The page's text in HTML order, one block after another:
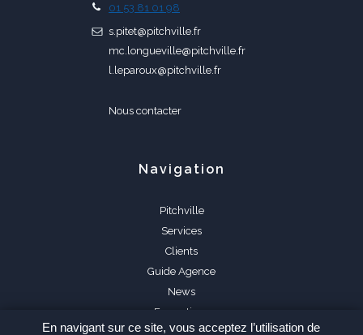
01 53 81 01 98
s.pitet@pitchville.fr
mc.longueville@pitchville.fr
l.leparoux@pitchville.fr
Nous contacter
Navigation
Pitchville
Services
Clients
Guide Agence
News
Formations
FAQ
En navigant sur ce site, vous acceptez l’utilisation de